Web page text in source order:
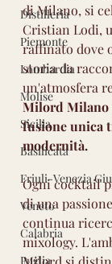
Distilleria
Piemonte
Lombardia
Molise
Sicilia
Basilicata
Friuli-Venezia
Veneto
Calabria
Puglia
di Milano, si
Cristian Lodi,
raffinato dove
storia da
un'atmosfera
Milord Milano
fusione unica
modernità.
Ogni cocktail
di una
continua
mixology.